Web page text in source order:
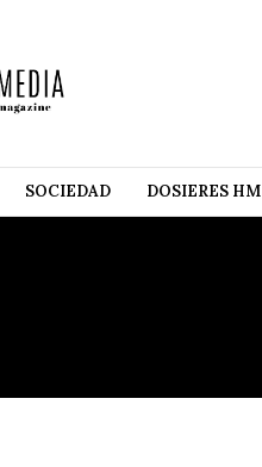
SOCIEDAD DOSIERES HM